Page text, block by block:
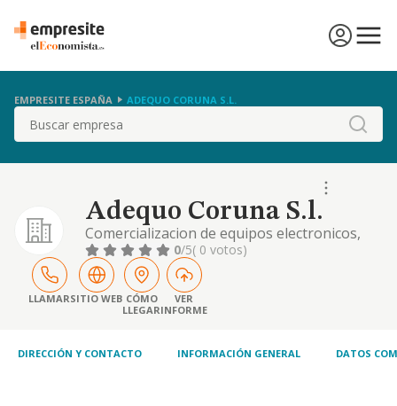
EMPRESITE ESPAÑA ADEQUO CORUNA S.L.
Buscar
Adequo Coruna S.l.
Comercializacion de equipos electronicos,
informaticos y de telecomunicaciones
asesoramiento tecnico. agencia comercial.
0/5( 0 votos)
LLAMARSITIO WEB CÓMO
LLEGAR
VER
INFORME
DIRECCIÓN Y CONTACTO INFORMACIÓN GENERAL DATOS